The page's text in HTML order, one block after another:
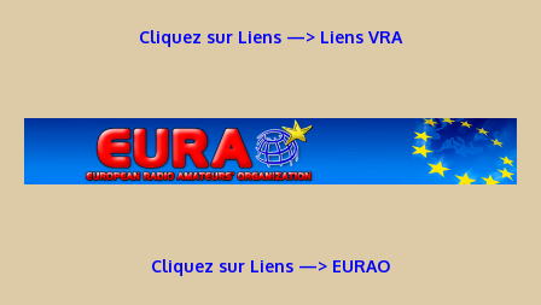
Cliquez sur Liens —> Liens VRA
Cliquez sur Liens —> EURAO